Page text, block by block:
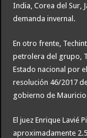
India, Corea del Sur,
demanda invernal.
En otro frente,
petrolera del grupo,
Estado nacional por
resolución 46/2017
gobierno de
El juez Enrique Lavié
aproximadamente